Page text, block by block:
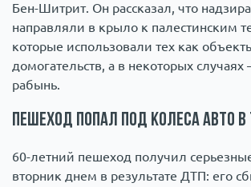
Бен-Шитрит. Он рассказал, что
направляли в крыло к палестинским
которые использовали тех как
домогательств, а в некоторых случаях
рабынь.
Пешеход попал под колеса авто в
60-летний пешеход получил
вторник днем в результате ДТП: его